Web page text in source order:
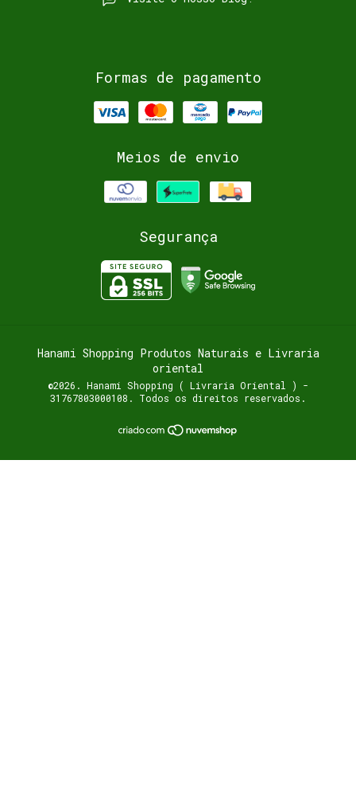
Formas de pagamento
Meios de envio
Segurança
Hanami Shopping Produtos Naturais e Livraria
oriental
©2026. Hanami Shopping ( Livraria Oriental ) -
31767803000108. Todos os direitos reservados.